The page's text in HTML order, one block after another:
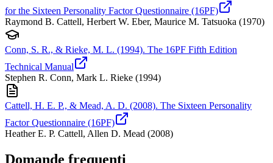
for the Sixteen Personality Factor Questionnaire (16PF)
Raymond B. Cattell, Herbert W. Eber, Maurice M. Tatsuoka (1970)
Conn, S. R., & Rieke, M. L. (1994). The 16PF Fifth Edition
Technical Manual
Stephen R. Conn, Mark L. Rieke (1994)
Cattell, H. E. P., & Mead, A. D. (2008). The Sixteen Personality
Factor Questionnaire (16PF)
Heather E. P. Cattell, Allen D. Mead (2008)
Domande frequenti